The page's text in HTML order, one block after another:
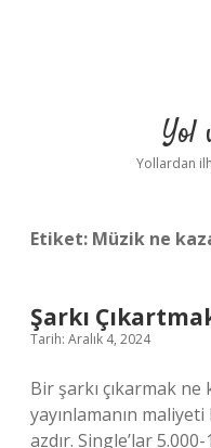
Yol
Yollardan
Etiket: Müzik ne
Şarkı
Tarih: Aralık 4, 2024
Bir şarkı çıkarmak
yayınlamanın
azdır. Single’lar